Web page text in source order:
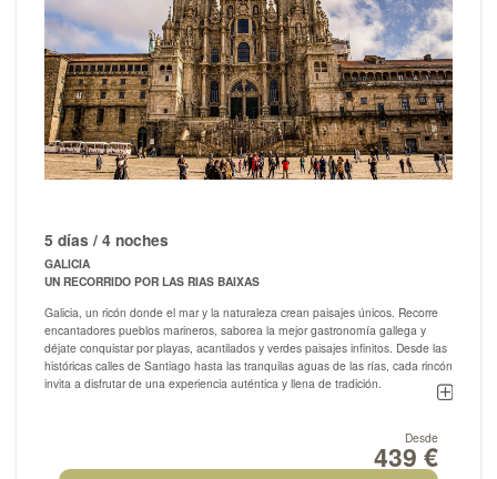
5 días / 4 noches
GALICIA
UN RECORRIDO POR LAS RIAS BAIXAS
Galicia, un ricón donde el mar y la naturaleza crean paisajes únicos. Recorre
encantadores pueblos marineros, saborea la mejor gastronomía gallega y
déjate conquistar por playas, acantilados y verdes paisajes infinitos. Desde las
históricas calles de Santiago hasta las tranquilas aguas de las rías, cada rincón
invita a disfrutar de una experiencia auténtica y llena de tradición.
Desde
439 €